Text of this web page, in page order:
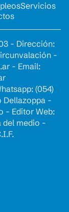
Servicios
- Dirección:
-
- Email:
(054)
Dellazoppa -
- Editor Web:
del medio -